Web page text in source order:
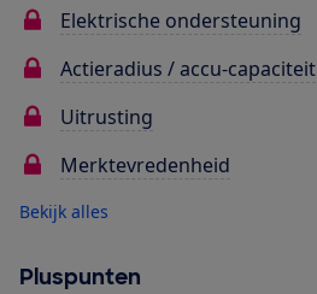
Elektrische ondersteuning
Actieradius / accu-capaciteit
Uitrusting
Merktevredenheid
Bekijk alles
Pluspunten